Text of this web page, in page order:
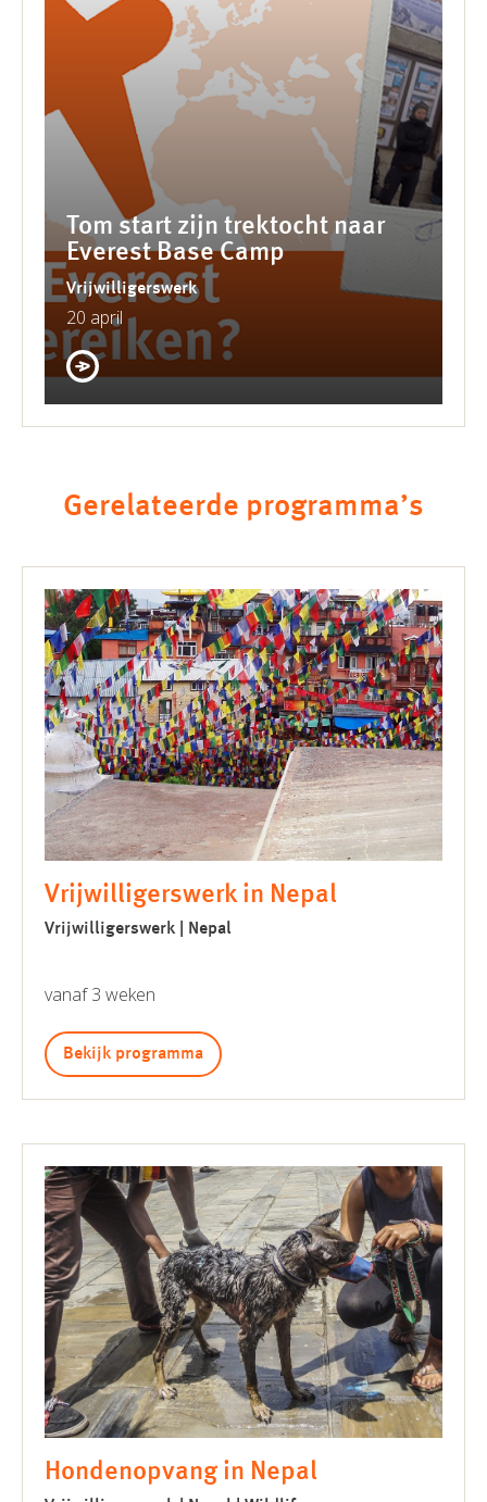
Tom start zijn trektocht naar
Everest Base Camp
Vrijwilligerswerk
20 april
Gerelateerde programma’s
Vrijwilligerswerk in Nepal
Vrijwilligerswerk | Nepal
vanaf 3 weken
Bekijk programma
Hondenopvang in Nepal